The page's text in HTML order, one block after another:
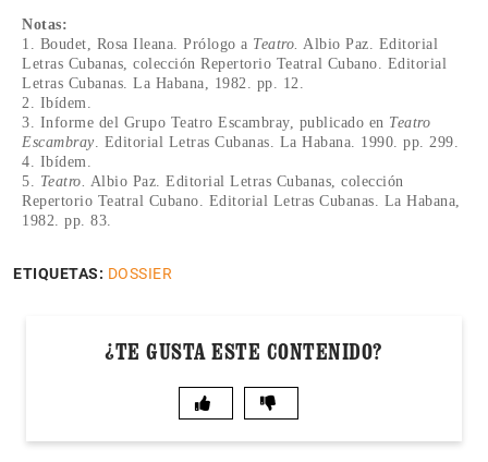
Notas:
1. Boudet, Rosa Ileana. Prólogo a Teatro. Albio Paz. Editorial
Letras Cubanas, colección Repertorio Teatral Cubano. Editorial
Letras Cubanas. La Habana, 1982. pp. 12.
2. Ibídem.
3. Informe del Grupo Teatro Escambray, publicado en Teatro
Escambray. Editorial Letras Cubanas. La Habana. 1990. pp. 299.
4. Ibídem.
5. Teatro. Albio Paz. Editorial Letras Cubanas, colección
Repertorio Teatral Cubano. Editorial Letras Cubanas. La Habana,
1982. pp. 83.
ETIQUETAS: DOSSIER
¿TE GUSTA ESTE CONTENIDO?